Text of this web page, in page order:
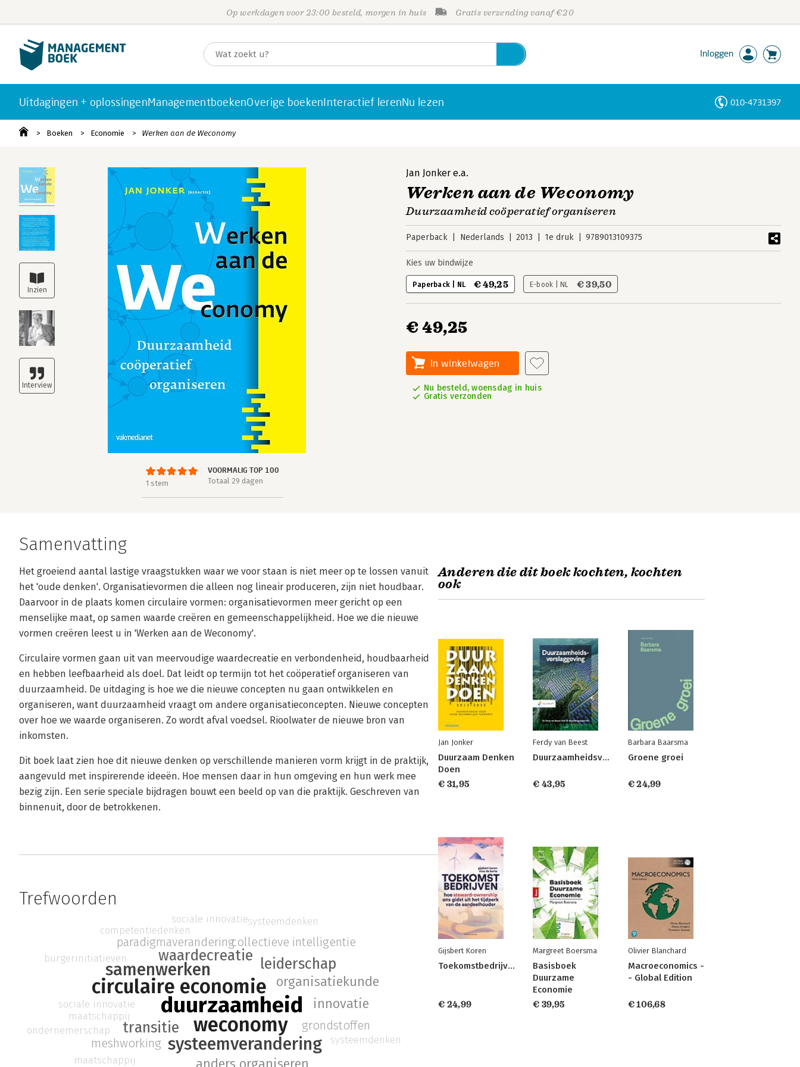
Op werkdagen voor 23:00 besteld, morgen in huis Gratis verzending vanaf €20
Inloggen
Uitdagingen + oplossingenManagementboekenOverige boekenInteractief lerenNu lezen 010-4731397
Boeken Economie Werken aan de Weconomy
1 stem
VOORMALIG TOP 100
Totaal 29 dagen
Jan Jonker e.a.
Werken aan de Weconomy
Duurzaamheid coöperatief organiseren
Paperback Nederlands 2013 1e druk 9789013109375
Kies uw bindwijze
Paperback | NL € 49,25 E-book | NL € 39,50
€ 49,25
In winkelwagen
Nu besteld, woensdag in huis
Gratis verzonden
Samenvatting
Het groeiend aantal lastige vraagstukken waar we voor staan is niet meer op te lossen vanuit
het 'oude denken'. Organisatievormen die alleen nog lineair produceren, zijn niet houdbaar.
Daarvoor in de plaats komen circulaire vormen: organisatievormen meer gericht op een
menselijke maat, op samen waarde creëren en gemeenschappelijkheid. Hoe we die nieuwe
vormen creëren leest u in 'Werken aan de Weconomy'.
Circulaire vormen gaan uit van meervoudige waardecreatie en verbondenheid, houdbaarheid
en hebben leefbaarheid als doel. Dat leidt op termijn tot het coöperatief organiseren van
duurzaamheid. De uitdaging is hoe we die nieuwe concepten nu gaan ontwikkelen en
organiseren, want duurzaamheid vraagt om andere organisatieconcepten. Nieuwe concepten
over hoe we waarde organiseren. Zo wordt afval voedsel. Rioolwater de nieuwe bron van
inkomsten.
Dit boek laat zien hoe dit nieuwe denken op verschillende manieren vorm krijgt in de praktijk,
aangevuld met inspirerende ideeën. Hoe mensen daar in hun omgeving en hun werk mee
bezig zijn. Een serie speciale bijdragen bouwt een beeld op van die praktijk. Geschreven van
binnenuit, door de betrokkenen.
Trefwoorden
duurzaamheid
weconomy
circulaire economie
systeemverandering
samenwerken
waardecreatie
transitie
leiderschap
organisatiekunde
innovatie
anders organiseren
paradigmaveranderingcollectieve intelligentie
grondstoffen
meshworking
maatschappij
sociale innovatie
systeemdenken
maatschappij
ondernemerschap
burgerinitiatieven
competentiedenken
sociale innovatiesysteemdenken
Anderen die dit boek kochten, kochten
ook
Jan Jonker
Duurzaam Denken
Doen
€ 31,95
Ferdy van Beest
Duurzaamheidsverslaggeving
€ 43,95
Barbara Baarsma
Groene groei
€ 24,99
Gijsbert Koren
Toekomstbedrijven
€ 24,99
Margreet Boersma
Basisboek
Duurzame
Economie
€ 39,95
Olivier Blanchard
Macroeconomics -
- Global Edition
€ 106,68
Personen